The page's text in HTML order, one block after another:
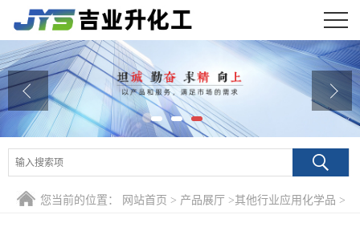
公司首页
公司介绍
公司动态
产品展厅
证书荣誉
您当前的位置： 网站首页 > 产品展厅 >其他行业应用化学品 >